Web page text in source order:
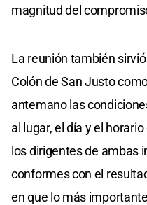
magnitud del
La reunión también
Colón de San Justo
antemano las
al lugar, el día y el
los dirigentes de ambas
conformes con el
en que lo más